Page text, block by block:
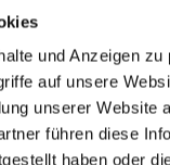
und Anzeigen
auf unsere
unserer Website
führen diese
haben oder